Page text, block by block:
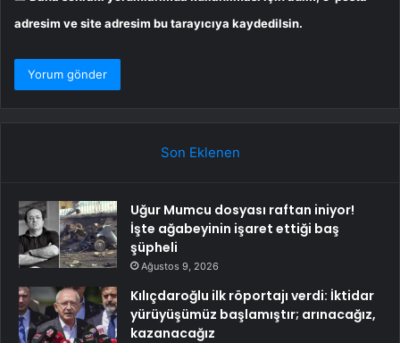
adresim ve site adresim bu tarayıcıya kaydedilsin.
Son Eklenen
Uğur Mumcu dosyası raftan iniyor!
İşte ağabeyinin işaret ettiği baş
şüpheli
Ağustos 9, 2026
Kılıçdaroğlu ilk röportajı verdi: İktidar
yürüyüşümüz başlamıştır; arınacağız,
kazanacağız